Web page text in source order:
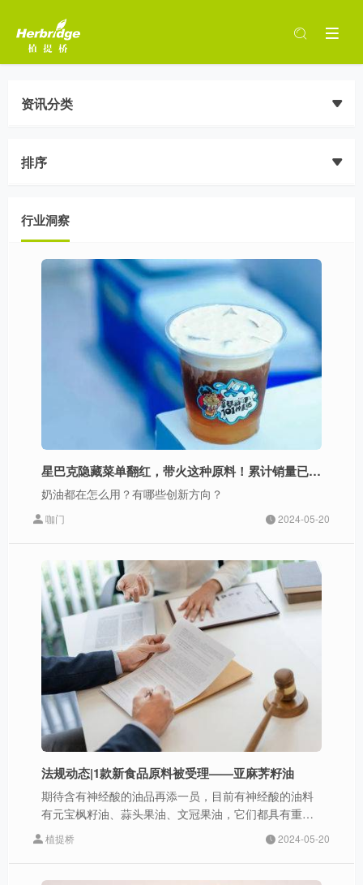
资讯分类
排序
行业洞察
星巴克隐藏菜单翻红，带火这种原料！累计销量已超3.5亿包
奶油都在怎么用？有哪些创新方向？
咖门 2024-05-20
法规动态|1款新食品原料被受理——亚麻荠籽油
期待含有神经酸的油品再添一员，目前有神经酸的油料
有元宝枫籽油、蒜头果油、文冠果油，它们都具有重要
的营养价值。
植提桥 2024-05-20